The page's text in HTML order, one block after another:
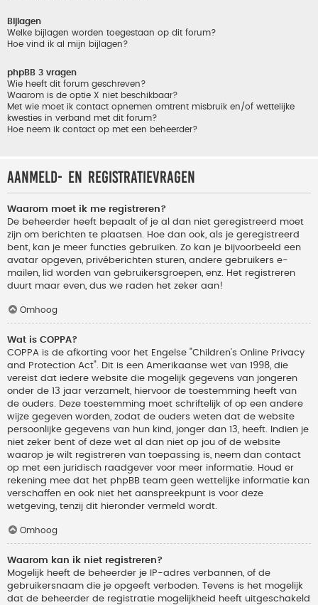
Bijlagen
Welke bijlagen worden toegestaan op dit forum?
Hoe vind ik al mijn bijlagen?
phpBB 3 vragen
Wie heeft dit forum geschreven?
Waarom is de optie X niet beschikbaar?
Met wie moet ik contact opnemen omtrent misbruik en/of wettelijke
kwesties in verband met dit forum?
Hoe neem ik contact op met een beheerder?
Aanmeld- en registratievragen
Waarom moet ik me registreren?
De beheerder heeft bepaalt of je al dan niet geregistreerd moet
zijn om berichten te plaatsen. Hoe dan ook, als je geregistreerd
bent, kan je meer functies gebruiken. Zo kan je bijvoorbeeld een
avatar opgeven, privéberichten sturen, andere gebruikers e-
mailen, lid worden van gebruikersgroepen, enz. Het registreren
duurt maar even, dus we raden het zeker aan!
Omhoog
Wat is COPPA?
COPPA is de afkorting voor het Engelse "Children’s Online Privacy
and Protection Act". Dit is een Amerikaanse wet van 1998, die
vereist dat iedere website die mogelijk gegevens van jongeren
onder de 13 jaar verzamelt, hiervoor de toestemming heeft van
de ouders. Deze toestemming moet schriftelijk of op een andere
wijze gegeven worden, zodat de ouders weten dat de website
persoonlijke gegevens van hun kind, jonger dan 13, heeft. Indien je
niet zeker bent of deze wet al dan niet op jou of de website
waarop je wilt registreren van toepassing is, neem dan contact
op met een juridisch raadgever voor meer informatie. Houd er
rekening mee dat het phpBB team geen wettelijke informatie kan
verschaffen en ook niet het aanspreekpunt is voor deze
wetgeving, tenzij dit hieronder vermeld wordt.
Omhoog
Waarom kan ik niet registreren?
Mogelijk heeft de beheerder je IP-adres verbannen, of de
gebruikersnaam die je opgeeft verboden. Tevens is het mogelijk
dat de beheerder de registratie mogelijkheid heeft uitgeschakeld